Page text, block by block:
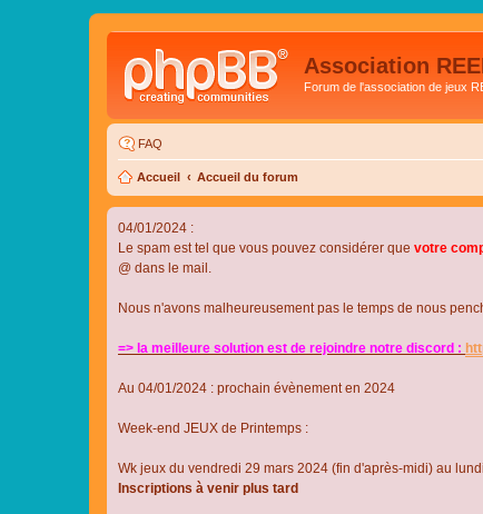
Association
Forum de l'association de jeux
FAQ
Accueil Accueil du forum
04/01/2024 :
Le spam est tel que vous pouvez considérer que votre
@ dans le mail.
Nous n'avons malheureusement pas le temps de nous
=> la meilleure solution est de rejoindre notre discord :
Au 04/01/2024 : prochain évènement en 2024
Week-end JEUX de Printemps :
Wk jeux du vendredi 29 mars 2024 (fin d'après-midi) au
Inscriptions à venir plus tard